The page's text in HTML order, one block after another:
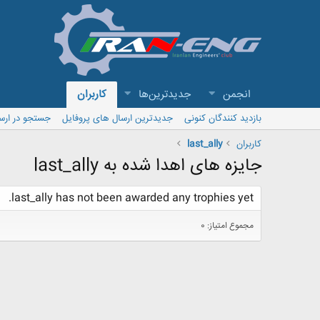
انجمن جدیدترین‌ها کاربران
بازدید کنندگان کنونی جدیدترین ارسال های پروفایل
جستجو در
کاربران
last_ally
جایزه های اهدا شده به last_ally
last_ally has not been awarded any trophies yet.
مجموع امتیاز: 0